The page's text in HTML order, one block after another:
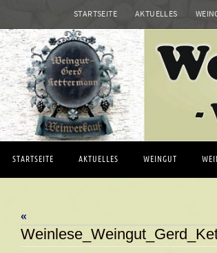
Zum
Inhalt
springen
STARTSEITE AKTUELLES
Inhalt
springen
STARTSEITE AKTUELLES WEINGUT
«